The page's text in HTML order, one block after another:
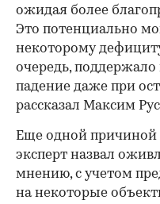
ожидая более
Это потенциально
некоторому
очередь,
падение даже при
рассказал Максим
Еще одной
эксперт назвал
мнению, с учетом
на некоторые